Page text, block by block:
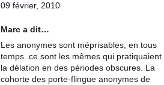
09 février, 2010
Marc a dit…
Les anonymes sont méprisables, en tous
temps. ce sont les mêmes qui pratiquaient
la délation en des périodes obscures. La
cohorte des porte-flingue anonymes de